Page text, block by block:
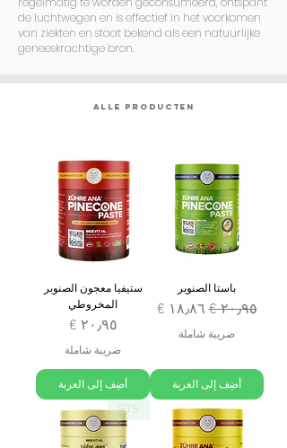
de luchtwegen en is effectief in het voorkomen
van ziekten en staat bekend als een natuurlijke
geneeskrachtige bron.
ALLE PRODUCTEN
باستا الصنوبر
سعر عادي‏٢٠٫٩٥ € سعر البيع
ضريبة شاملة
أضِف إلى العربة
ستيفيا معجون الصنوبر
المخروطي
السعر
ضريبة شاملة
أضِف إلى العربة
BTS